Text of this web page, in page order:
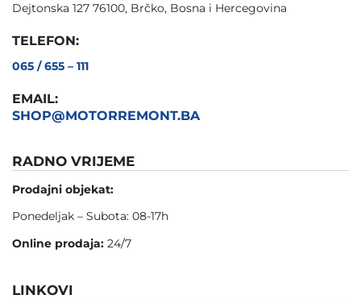
Dejtonska 127 76100, Brčko, Bosna i Hercegovina
TELEFON:
065 / 655 – 111
EMAIL:
SHOP@MOTORREMONT.BA
RADNO VRIJEME
Prodajni objekat:
Ponedeljak – Subota: 08-17h
Online prodaja: 24/7
LINKOVI